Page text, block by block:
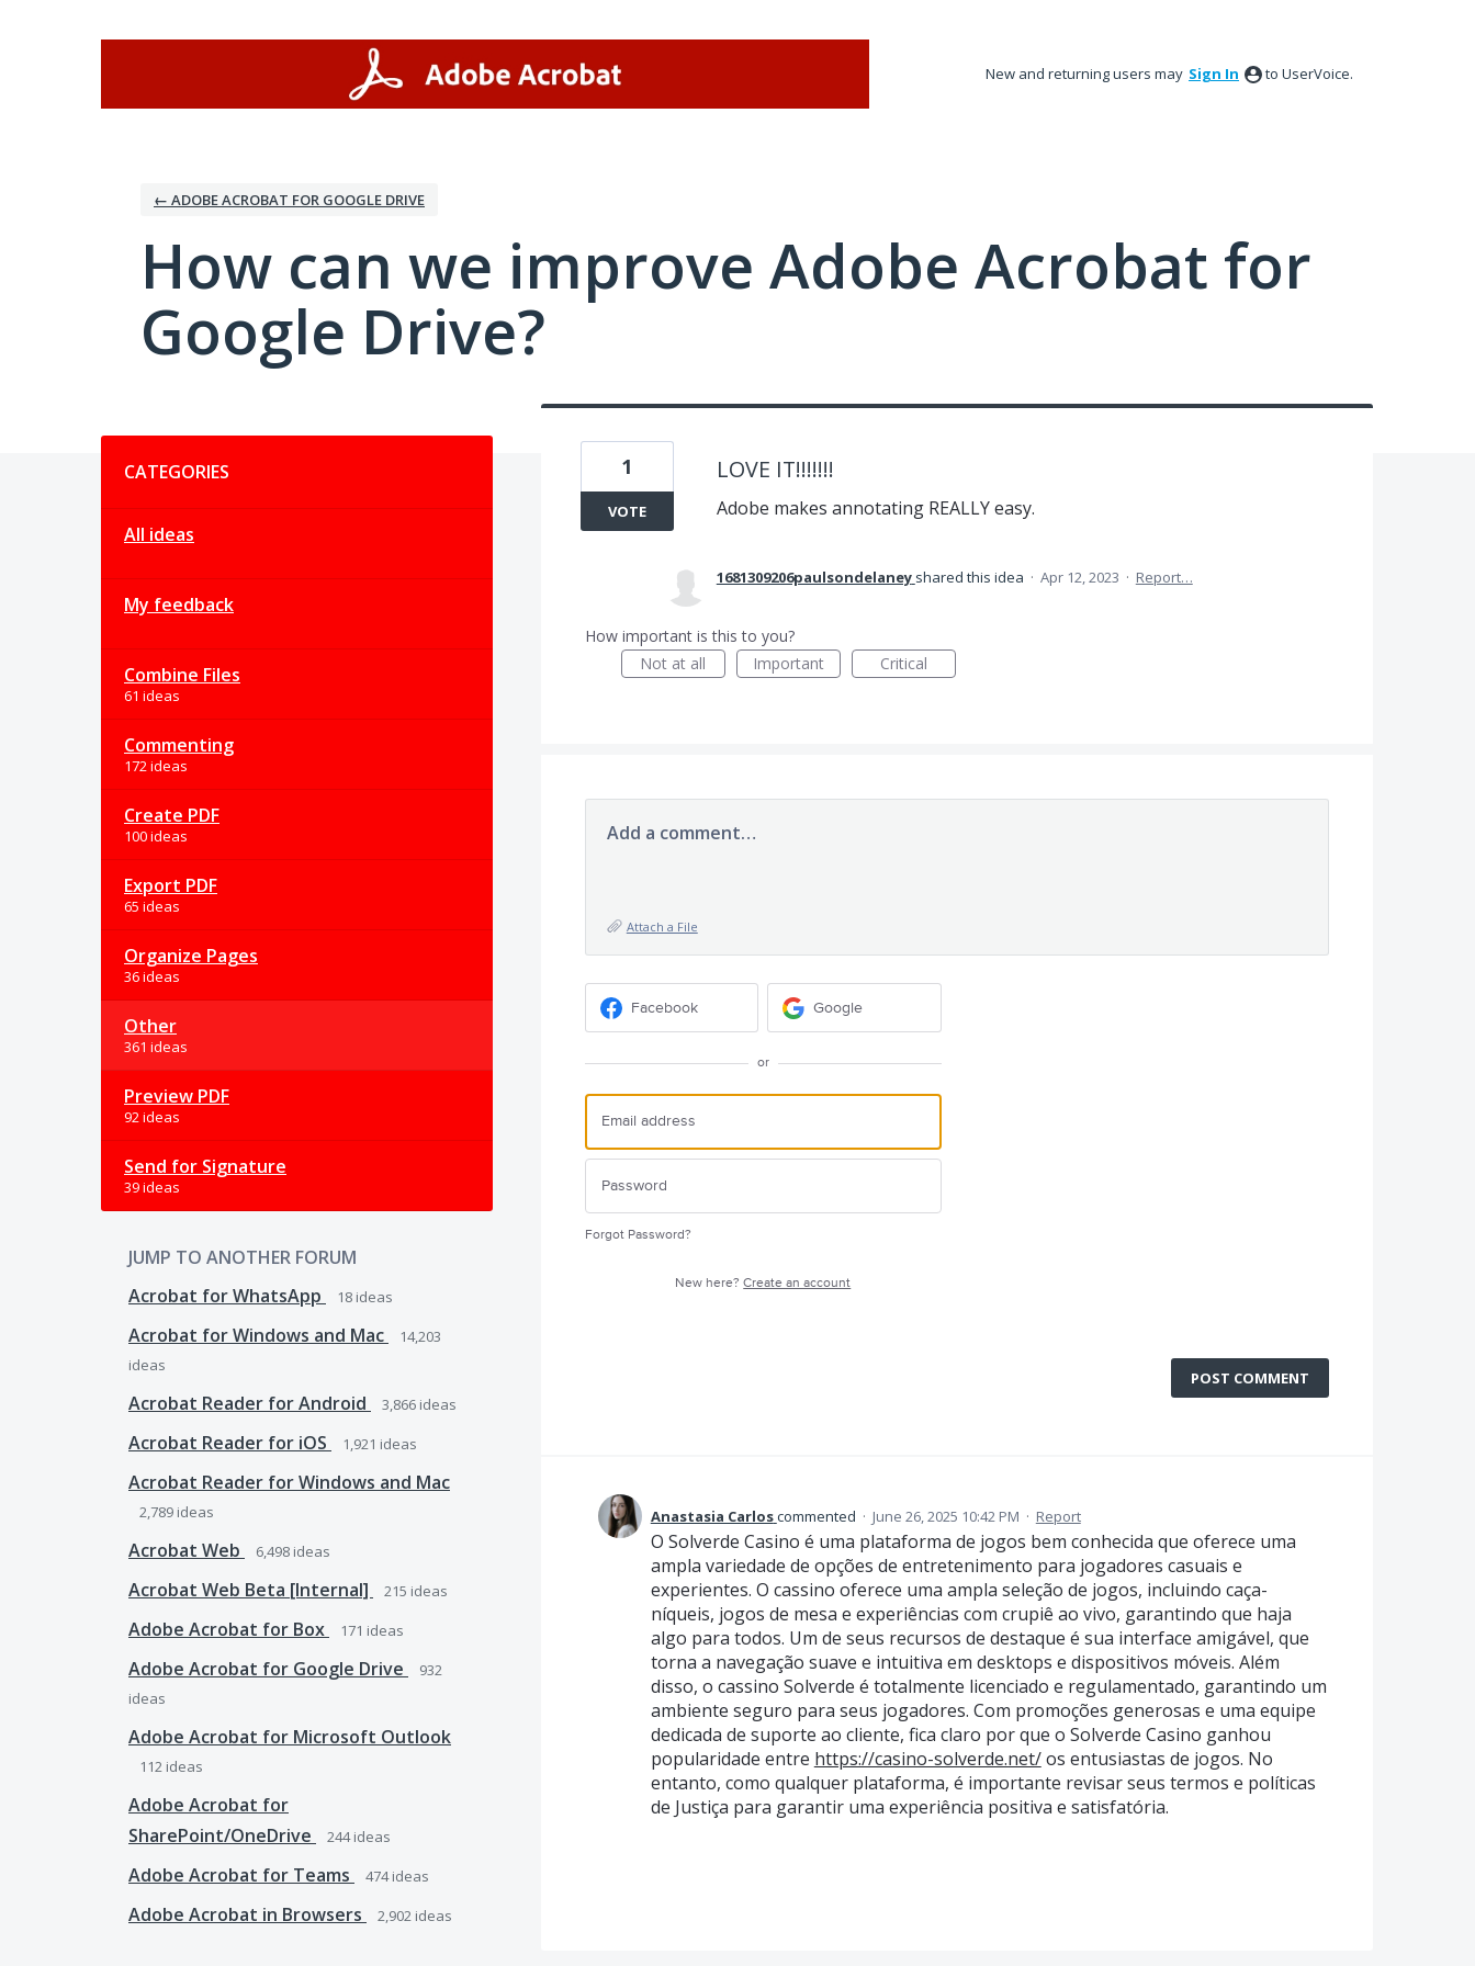
New and returning users may Sign In to UserVoice.
← ADOBE ACROBAT FOR GOOGLE DRIVE
How can we improve Adobe Acrobat for
Google Drive?
CATEGORIES
All ideas
My feedback
Combine Files
61 ideas
Commenting
172 ideas
Create PDF
100 ideas
Export PDF
65 ideas
Organize Pages
36 ideas
Other
361 ideas
Preview PDF
92 ideas
Send for Signature
39 ideas
JUMP TO ANOTHER FORUM
Acrobat for WhatsApp
18 ideas
Acrobat for Windows and Mac
14,203
ideas
Acrobat Reader for Android 3,866 ideas
Acrobat Reader for iOS 1,921 ideas
Acrobat Reader for Windows and Mac
2,789 ideas
Acrobat Web 6,498 ideas
Acrobat Web Beta [Internal] 215 ideas
Adobe Acrobat for Box 171 ideas
Adobe Acrobat for Google Drive
932
ideas
Adobe Acrobat for Microsoft Outlook
112 ideas
Adobe Acrobat for
SharePoint/OneDrive
244ideas
Adobe Acrobat for Teams 474ideas
Adobe Acrobat in Browsers 2,902 ideas
LOVE IT!!!!!!!
Adobe makes annotating REALLY easy.
1
VOTE
1681309206paulsondelaney shared this idea · Apr 12, 2023 · Report…
How important is this to you?
Not at all
Important Critical
Add a comment…
Attach a File
Facebook Google
or
Forgot Password?
New here?Create an account
POST COMMENT
Anastasia Carloscommented · June 26, 2025 10:42 PM · Report
O Solverde Casino é uma plataforma de jogos bem conhecida que oferece uma
ampla variedade de opções de entretenimento para jogadores casuais e
experientes. O cassino oferece uma ampla seleção de jogos, incluindo caça-
níqueis, jogos de mesa e experiências com crupiê ao vivo, garantindo que haja
algo para todos. Um de seus recursos de destaque é sua interface amigável, que
torna a navegação suave e intuitiva em desktops e dispositivos móveis. Além
disso, o cassino Solverde é totalmente licenciado e regulamentado, garantindo um
ambiente seguro para seus jogadores. Com promoções generosas e uma equipe
dedicada de suporte ao cliente, fica claro por que o Solverde Casino ganhou
popularidade entre https://casino-solverde.net/os entusiastas de jogos. No
entanto, como qualquer plataforma, é importante revisar seus termos e políticas
de Justiça para garantir uma experiência positiva e satisfatória.